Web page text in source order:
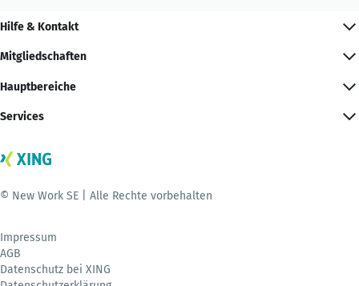
Hilfe & Kontakt
Mitgliedschaften
Hauptbereiche
Services
© New Work SE | Alle Rechte vorbehalten
Impressum
AGB
Datenschutz bei XING